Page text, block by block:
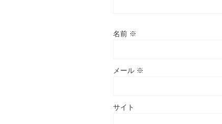
名前 ※
メール ※
サイト